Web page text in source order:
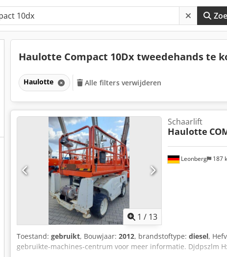
Haulotte Compact 10Dx tweedehands te
Haulotte Alle filters verwijderen
1 / 13
Leonberg 187
Schaarlift
Haulotte
Toestand: gebruikt, Bouwjaar: 2012, brandstoftype: diesel,
gebruikte-machines-centrum voor meer informatie. Djdpszlm